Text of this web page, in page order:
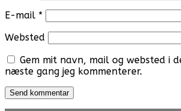
E-mail *
Websted
Gem mit navn, mail og websted i
næste gang jeg kommenterer.